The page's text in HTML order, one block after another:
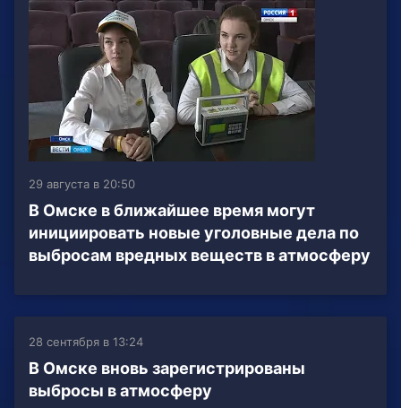
29 августа в 20:50
В Омске в ближайшее время могут
инициировать новые уголовные дела по
выбросам вредных веществ в атмосферу
28 сентября в 13:24
В Омске вновь зарегистрированы
выбросы в атмосферу